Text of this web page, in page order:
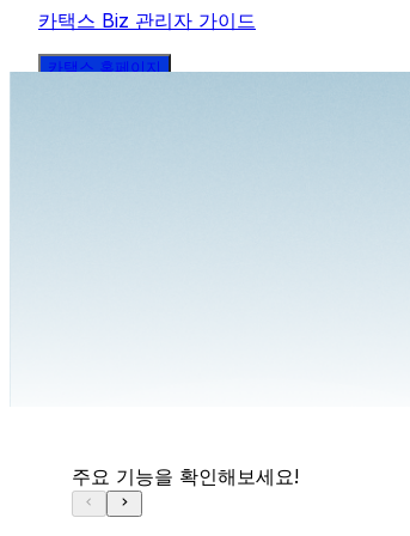
카택스 Biz 관리자 가이드
카택스 홈페이지
주요 기능을 확인해보세요!